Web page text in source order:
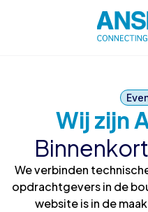
Wij zijn
We verbinden
opdrachtgevers in de
website is in de